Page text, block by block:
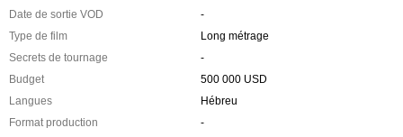
Date de sortie VOD
-
Type de film
Long métrage
Secrets de tournage
-
Budget
500 000 USD
Langues
Hébreu
Format production
-